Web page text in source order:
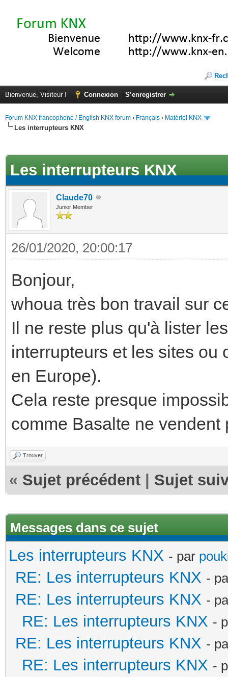
Bienvenue, Visiteur ! Connexion S’enregistrer
Forum KNX francophone / English KNX forum › Français › Matériel KNX
Les interrupteurs KNX
Les interrupteurs KNX
Claude70
Junior Member
26/01/2020, 20:00:17
Bonjour,
whoua très bon travail sur
Il ne reste plus qu'à lister
interrupteurs et les sites ou
en Europe).
Cela reste presque
comme Basalte ne
Trouver
« Sujet précédent Sujet
Messages dans ce sujet
Les interrupteurs KNX - par
RE: Les interrupteurs KNX -
RE: Les interrupteurs KNX -
RE: Les interrupteurs KNX -
RE: Les interrupteurs KNX -
RE: Les interrupteurs KNX -